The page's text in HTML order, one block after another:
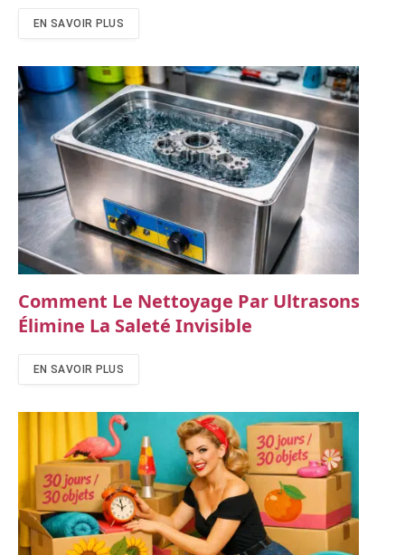
EN SAVOIR PLUS
Comment Le Nettoyage Par Ultrasons
Élimine La Saleté Invisible
EN SAVOIR PLUS